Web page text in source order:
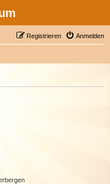
Anmelden
Registrieren